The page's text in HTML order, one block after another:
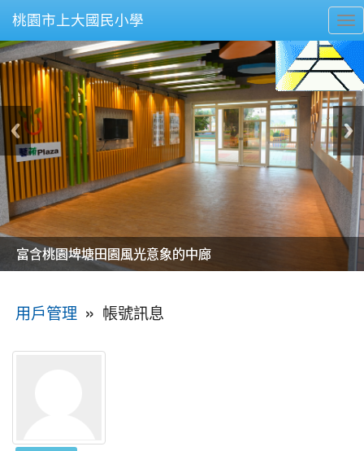
桃園市上大國民小學
美麗的操場是我們活力的來源
美麗的操場是我們活力的來源
煥然一新的小司令台
煥然一新的小司令台
富含桃園埤塘田園風光意象的中廊
富含桃園埤塘田園風光意象的中廊
嶄新的中庭廣場
嶄新的中庭廣場
水生池生生不息
水生池生生不息
用戶管理 » 帳號訊息